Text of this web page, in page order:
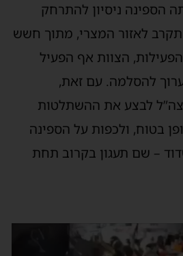
הספינה ניסיון להתרחק
לאזור המצרי, מתוך חשש
הצוות אף הפעיל
להסלמה. עם זאת,
לבצע את ההשתלטות
בטוח, ולכפות על הספינה
– שם תעגון בקרוב תחת